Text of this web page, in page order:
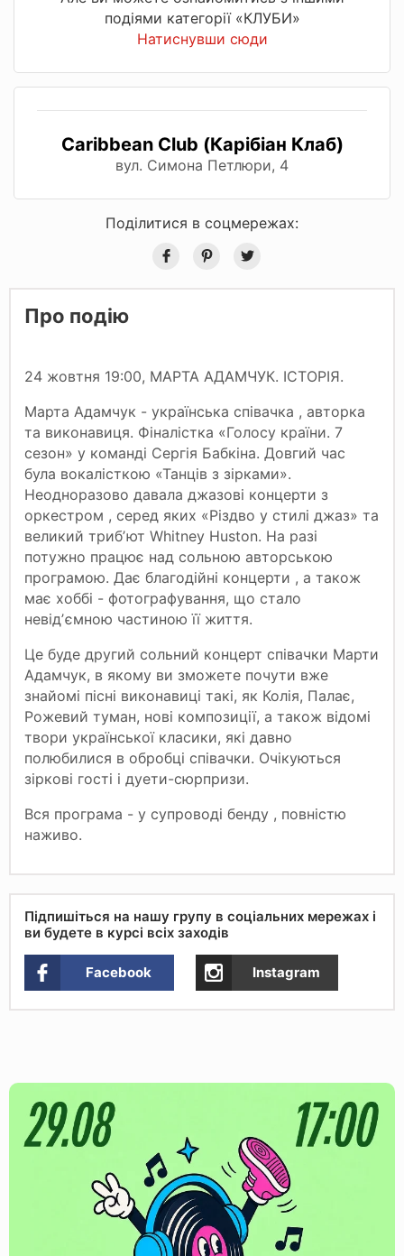
подіями категорії «КЛУБИ»
Натиснувши сюди
Caribbean Club (Карібіан Клаб)
вул. Симона Петлюри, 4
Поділитися в соцмережах:
Про подію
24 жовтня 19:00, МАРТА АДАМЧУК. ІСТОРІЯ.
Марта Адамчук - українська співачка , авторка
та виконавиця. Фіналістка «Голосу країни. 7
сезон» у команді Сергія Бабкіна. Довгий час
була вокалісткою «Танців з зірками».
Неодноразово давала джазові концерти з
оркестром , серед яких «Різдво у стилі джаз» та
великий трибʼют Whitney Huston. На разі
потужно працює над сольною авторською
програмою. Дає благодійні концерти , а також
має хоббі - фотографування, що стало
невідʼємною частиною її життя.
Це буде другий сольний концерт співачки Марти
Адамчук, в якому ви зможете почути вже
знайомі пісні виконавиці такі, як Колія, Палає,
Рожевий туман, нові композиції, а також відомі
твори української класики, які давно
полюбилися в обробці співачки. Очікуються
зіркові гості і дуети-сюрпризи.
Вся програма - у супроводі бенду , повністю
наживо.
Підпишіться на нашу групу в соціальних мережах і
ви будете в курсі всіх заходів
Facebook Instagram